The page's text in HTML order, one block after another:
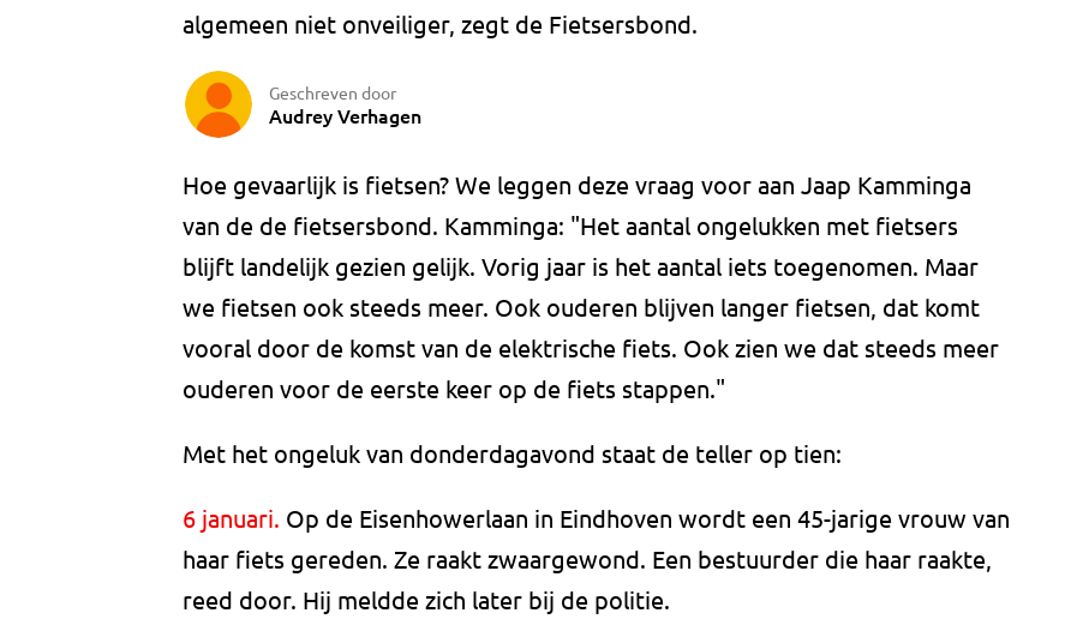
algemeen niet onveiliger, zegt de Fietsersbond.
Geschreven door
Audrey Verhagen
Hoe gevaarlijk is fietsen? We leggen deze vraag voor aan Jaap Kamminga
van de de fietsersbond. Kamminga: "Het aantal ongelukken met fietsers
blijft landelijk gezien gelijk. Vorig jaar is het aantal iets toegenomen. Maar
we fietsen ook steeds meer. Ook ouderen blijven langer fietsen, dat komt
vooral door de komst van de elektrische fiets. Ook zien we dat steeds meer
ouderen voor de eerste keer op de fiets stappen."
Met het ongeluk van donderdagavond staat de teller op tien:
6 januari. Op de Eisenhowerlaan in Eindhoven wordt een 45-jarige vrouw van
haar fiets gereden. Ze raakt zwaargewond. Een bestuurder die haar raakte,
reed door. Hij meldde zich later bij de politie.